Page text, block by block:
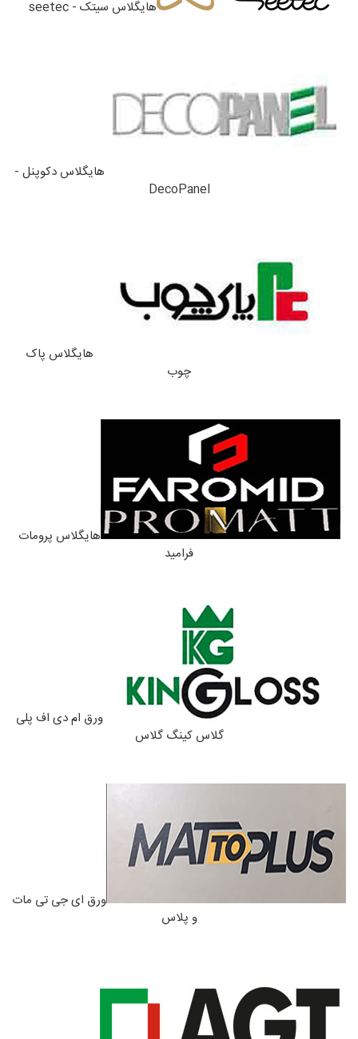
هایگلاس سیتک - seetec
هایگلاس دکوپنل -
DecoPanel
هایگلاس پاک
چوب
هایگلاس پرومات
فرامید
ورق ام دی اف پلی
گلاس کینگ گلاس
ورق ای جی تی مات
و پلاس